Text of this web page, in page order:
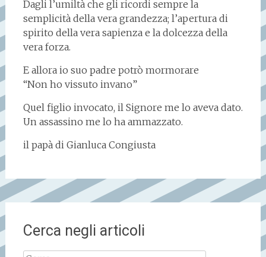
Dagli l’umiltà che gli ricordi sempre la
semplicità della vera grandezza; l’apertura di
spirito della vera sapienza e la dolcezza della
vera forza.
E allora io suo padre potrò mormorare
“Non ho vissuto invano”
Quel figlio invocato, il Signore me lo aveva dato.
Un assassino me lo ha ammazzato.
il papà di Gianluca Congiusta
Cerca negli articoli